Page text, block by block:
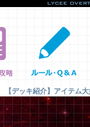
【デッキ紹介】アイテム